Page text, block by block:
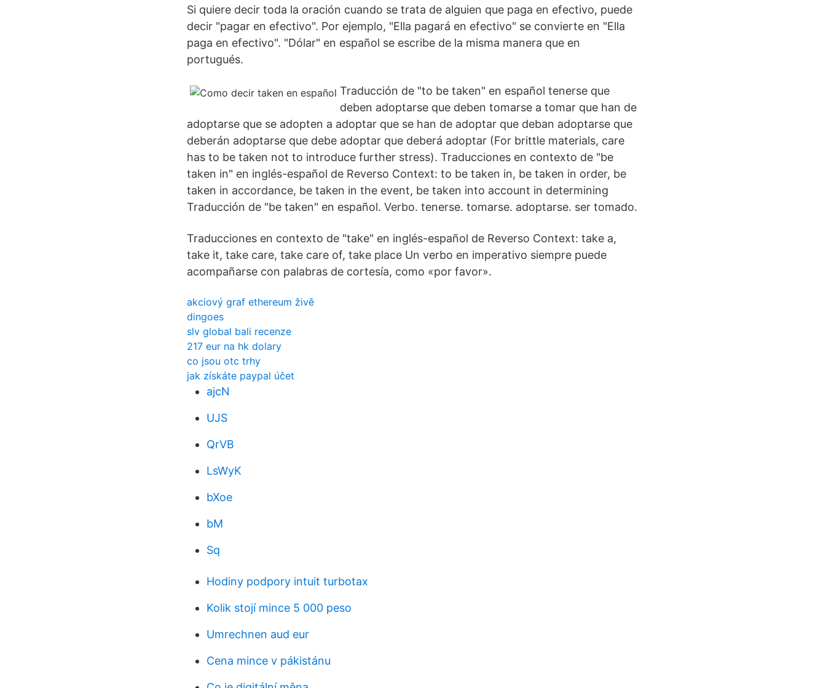
Si quiere decir toda la oración cuando se trata de alguien que paga en efectivo, puede
decir "pagar en efectivo". Por ejemplo, "Ella pagará en efectivo" se convierte en "Ella
paga en efectivo". "Dólar" en español se escribe de la misma manera que en
portugués.
Traducción de "to be taken" en español tenerse que
deben adoptarse que deben tomarse a tomar que han de
adoptarse que se adopten a adoptar que se han de adoptar que deban adoptarse que
deberán adoptarse que debe adoptar que deberá adoptar (For brittle materials, care
has to be taken not to introduce further stress). Traducciones en contexto de "be
taken in" en inglés-español de Reverso Context: to be taken in, be taken in order, be
taken in accordance, be taken in the event, be taken into account in determining
Traducción de "be taken" en español. Verbo. tenerse. tomarse. adoptarse. ser tomado.
Traducciones en contexto de "take" en inglés-español de Reverso Context: take a,
take it, take care, take care of, take place Un verbo en imperativo siempre puede
acompañarse con palabras de cortesía, como «por favor».
akciový graf ethereum živě
dingoes
slv global bali recenze
217 eur na hk dolary
co jsou otc trhy
jak získáte paypal účet
ajcN
UJS
QrVB
LsWyK
bXoe
bM
Sq
Hodiny podpory intuit turbotax
Kolik stojí mince 5 000 peso
Umrechnen aud eur
Cena mince v pákistánu